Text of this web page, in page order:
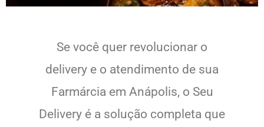
Se você quer revolucionar o
delivery e o atendimento de sua
Farmárcia em Anápolis, o Seu
Delivery é a solução completa que